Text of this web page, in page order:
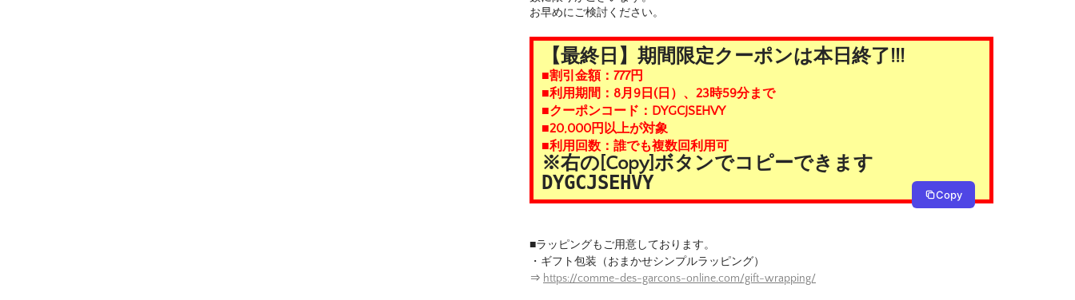
お早めにご検討ください。
【最終日】期間限定クーポンは本日終了!!!
■割引金額：777円
■利用期間：8月9日(日）、23時59分まで
■クーポンコード：DYGCJSEHVY
■20,000円以上が対象
■利用回数：誰でも複数回利用可
※右の[Copy]ボタンでコピーできます
DYGCJSEHVY
Copy
■ラッピングもご用意しております。
・ギフト包装（おまかせシンプルラッピング）
⇒ https://comme-des-garcons-online.com/gift-wrapping/